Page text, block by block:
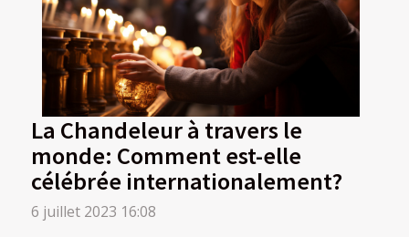
La Chandeleur à travers le
monde: Comment est-elle
célébrée internationalement?
6 juillet 2023 16:08